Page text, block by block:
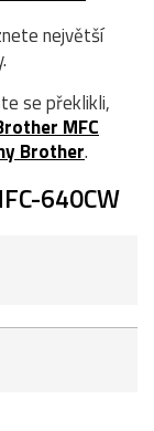
největší
se překlikli,
MFC
Brother.
640CW